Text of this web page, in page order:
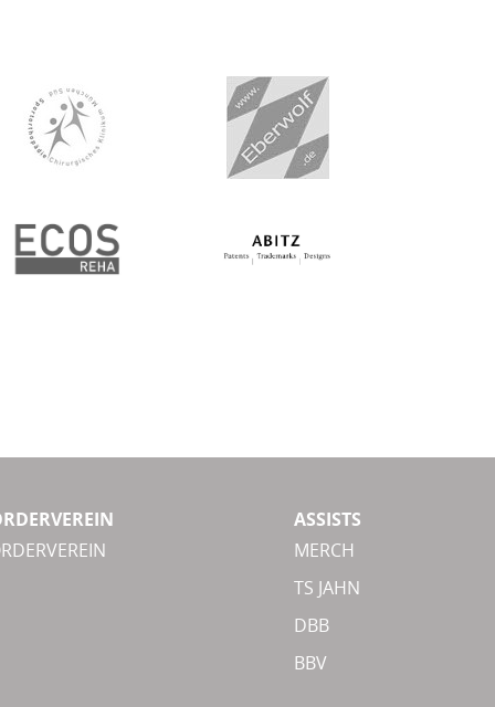
ASSISTS
MERCH
TS JAHN
DBB
BBV